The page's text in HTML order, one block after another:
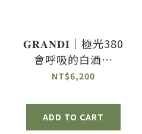
𝐆𝐑𝐀𝐍𝐃𝐈｜極光380
會呼吸的白酒杯
380ml-2入組
NT$6,200
ADD TO CART